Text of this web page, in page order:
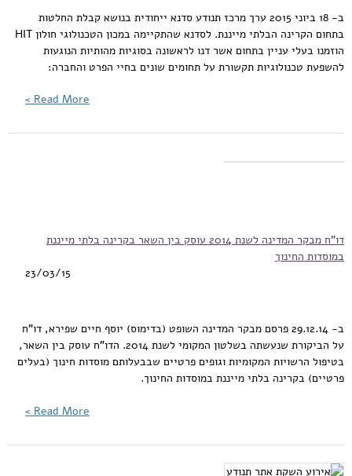
ב- 18 ביוני 2015 ערך מרכז תנודע סדנא ייחודית בנושא קבלת החלטות
בתחום הקרינה הבלתי מייננת. לסדנא שהתקיימה במכון הטכנולוגי חולון HIT
הוזמנו בעלי עניין בתחום אשר דנו לראשונה בסוגיות מהותיות הנוגעות
להשפעת טכנולוגיות תקשורת על תחומים שונים בחיי הפרט והחברה:
Read More >
דו"ח מבקר המדינה לשנת 2014 עוסק בין השאר בקרינה בלתי מייננת
במוסדות החינוך
23/03/15
ב- 29.12.14 פרסם מבקר המדינה השופט (בדימוס) יוסף חיים שפירא, דו"ח
על הביקורת שנעשתה בשלטון המקומי לשנת 2014. הדו"ח עוסק בין השאר,
בטיפול הרשויות המקומיות וגופים פרטיים שבבעלותם מוסדות חינוך (בעלים
פרטיים) בקרינה בלתי מייננת במוסדות החינוך.
Read More >